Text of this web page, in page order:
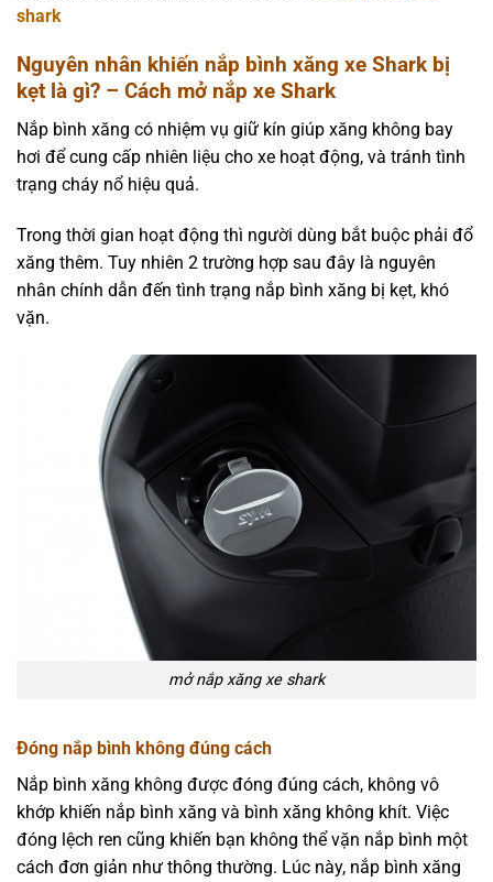
shark
Nguyên nhân khiến nắp bình xăng xe Shark bị
kẹt là gì? – Cách mở nắp xe Shark
Nắp bình xăng có nhiệm vụ giữ kín giúp xăng không bay
hơi để cung cấp nhiên liệu cho xe hoạt động, và tránh tình
trạng cháy nổ hiệu quả.
Trong thời gian hoạt động thì người dùng bắt buộc phải đổ
xăng thêm. Tuy nhiên 2 trường hợp sau đây là nguyên
nhân chính dẫn đến tình trạng nắp bình xăng bị kẹt, khó
vặn.
mở nắp xăng xe shark
Đóng nắp bình không đúng cách
Nắp bình xăng không được đóng đúng cách, không vô
khớp khiến nắp bình xăng và bình xăng không khít. Việc
đóng lệch ren cũng khiến bạn không thể vặn nắp bình một
cách đơn giản như thông thường. Lúc này, nắp bình xăng